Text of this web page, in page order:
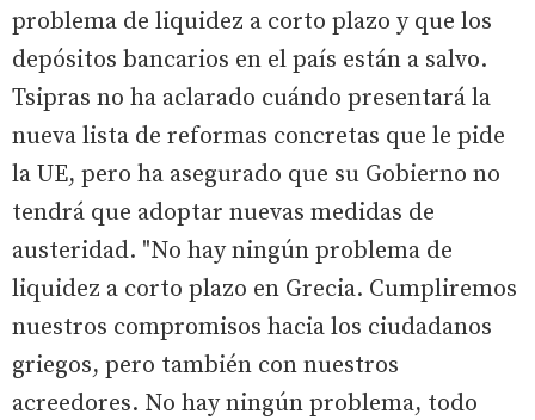
problema de liquidez a corto plazo y que los
depósitos bancarios en el país están a salvo.
Tsipras no ha aclarado cuándo presentará la
nueva lista de reformas concretas que le pide
la UE, pero ha asegurado que su Gobierno no
tendrá que adoptar nuevas medidas de
austeridad. "No hay ningún problema de
liquidez a corto plazo en Grecia. Cumpliremos
nuestros compromisos hacia los ciudadanos
griegos, pero también con nuestros
acreedores. No hay ningún problema, todo